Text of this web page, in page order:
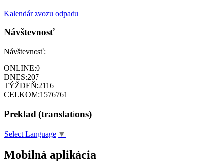
Kalendár zvozu odpadu
Návštevnosť
Návštevnosť:
ONLINE:0
DNES:207
TÝŽDEŇ:2116
CELKOM:1576761
Preklad (translations)
Select Language ▼
Mobilná aplikácia